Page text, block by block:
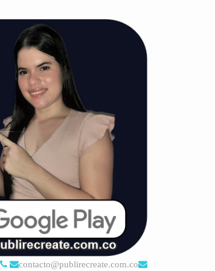
contacto@publirecreate.com.co